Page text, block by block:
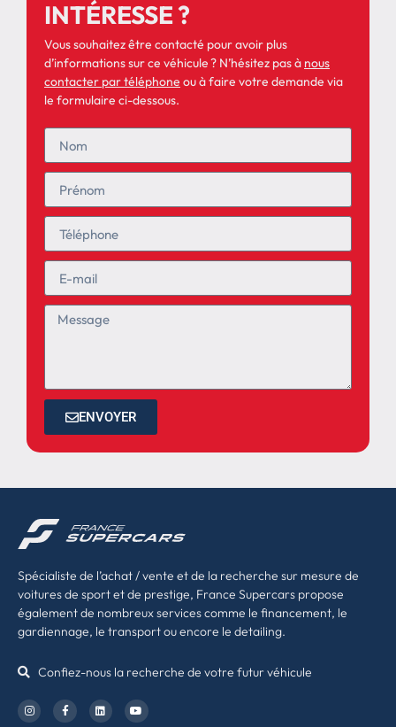
INTÉRESSE ?
Vous souhaitez être contacté pour avoir plus
d’informations sur ce véhicule ? N’hésitez pas à nous
contacter par téléphone ou à faire votre demande via
le formulaire ci-dessous.
ENVOYER
Spécialiste de l’achat / vente et de la recherche sur mesure de
voitures de sport et de prestige, France Supercars propose
également de nombreux services comme le financement, le
gardiennage, le transport ou encore le detailing.
Confiez-nous la recherche de votre futur véhicule